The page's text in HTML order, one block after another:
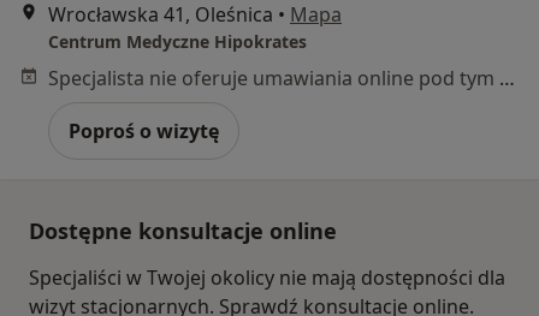
Wrocławska 41, Oleśnica • Mapa
Centrum Medyczne Hipokrates
Specjalista nie oferuje umawiania online pod tym adresem.
Poproś o wizytę
Dostępne konsultacje online
Specjaliści w Twojej okolicy nie mają dostępności dla
wizyt stacjonarnych. Sprawdź konsultacje online.